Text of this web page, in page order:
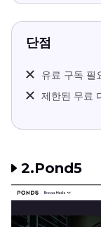
단점
유료 구독 필
제한된 무료
2.Pond5